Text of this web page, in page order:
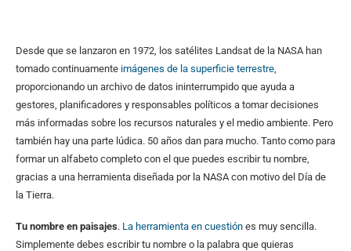
Desde que se lanzaron en 1972, los satélites Landsat de la NASA han
tomado continuamente imágenes de la superficie terrestre
proporcionando un archivo de datos ininterrumpido que ayuda a
gestores, planificadores y responsables políticos a tomar decisiones
más informadas sobre los recursos naturales y el medio ambiente. Pero
también hay una parte lúdica. 50 años dan para mucho. Tanto como para
formar un alfabeto completo con el que puedes escribir tu nombre,
gracias a una herramienta diseñada por la NASA con motivo del Día de
la Tierra.
Tu nombre en paisajes. La herramienta en cuestión es muy sencilla.
Simplemente debes escribir tu nombre o la palabra que quieras